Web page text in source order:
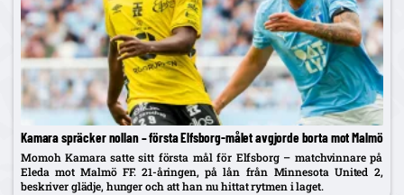
Kamara spräcker nollan – första Elfsborg-målet avgjorde borta mot Malmö
Momoh Kamara satte sitt första mål för Elfsborg – matchvinnare på
Eleda mot Malmö FF. 21-åringen, på lån från Minnesota United 2,
beskriver glädje, hunger och att han nu hittat rytmen i laget.